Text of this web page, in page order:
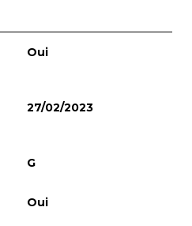
Oui
27/02/2023
G
Oui